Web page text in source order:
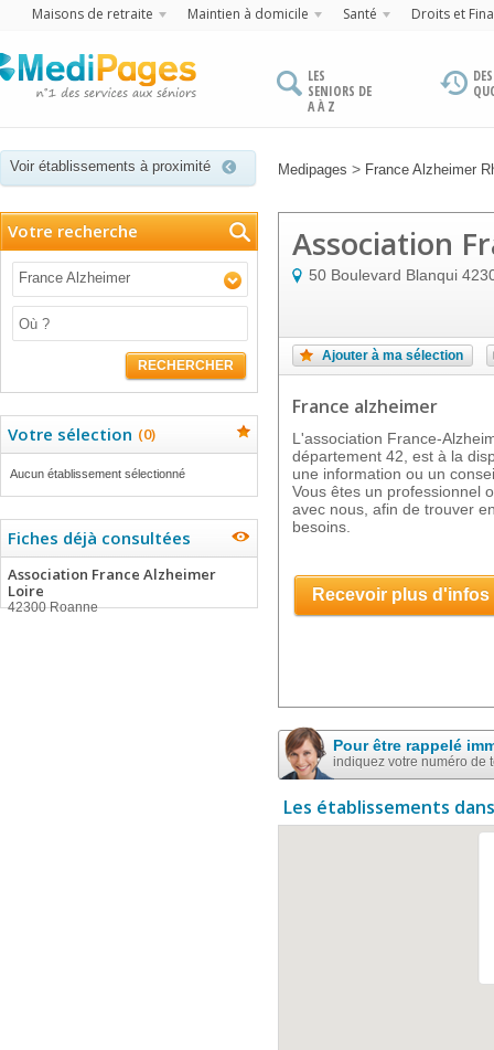
Maisons de retraite Maintien à domicile Santé Droits et
LES
SENIORS DE
A À Z
Voir établissements à proximité Medipages > France Alzheimer
Votre recherche
France Alzheimer
RECHERCHER
Votre sélection (0)
Aucun établissement sélectionné
Fiches déjà consultées
Association France Alzheimer
Loire
42300 Roanne
Association
50 Boulevard Blanqui
Ajouter à ma sélection
France alzheimer
L'association France-
département 42, est à la
une information ou un
Vous êtes un professionnel
avec nous, afin de trouver
besoins.
Recevoir plus d'infos
Pour être rappelé
indiquez votre numéro de
Les établissements